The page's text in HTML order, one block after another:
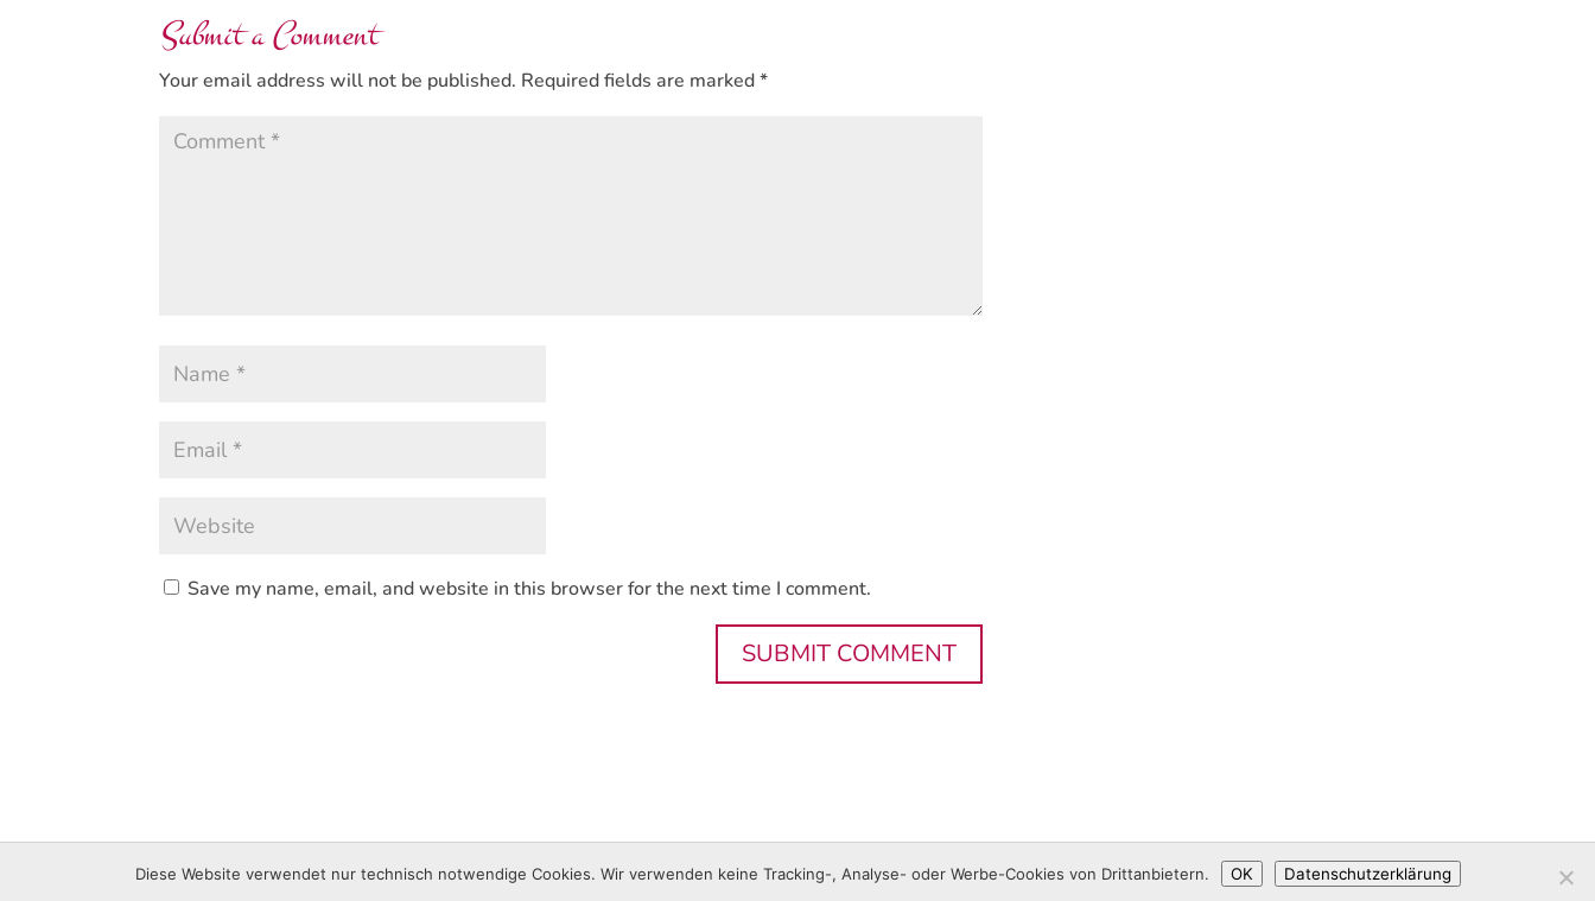
Submit a Comment
Your email address will not be published. Required fields are marked*
Save my name, email, and website in this browser for the next time I comment.
© 2021 Sabrina Rucks • Gestaltet von Vica Media Berlin
Diese Website verwendet nur technisch notwendige Cookies. Wir verwenden keine Tracking-, Analyse- oder Werbe-Cookies von Drittanbietern. OK Datenschutzerklärung